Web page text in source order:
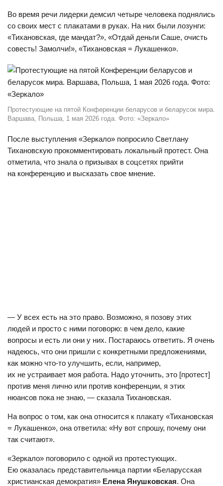
Во время речи лидерки демсил четыре человека поднялись
со своих мест с плакатами в руках. На них были лозунги:
«Тихановская, где мандат?», «Отдай деньги Саше, очисть
совесть! Замолчи!», «Тихановская = Лукашенко».
Протестующие на пятой Конференции беларусов и беларусок мира.
Варшава, Польша, 1 мая 2026 года. Фото: «Зеркало»
После выступления «Зеркало» попросило Светлану
Тихановскую прокомментировать локальный протест. Она
отметила, что знала о призывах в соцсетях прийти
на конференцию и высказать свое мнение.
— У всех есть на это право. Возможно, я позову этих
людей и просто с ними поговорю: в чем дело, какие
вопросы и есть ли они у них. Постараюсь ответить. Я очень
надеюсь, что они пришли с конкретными предложениями,
как можно что-то улучшить, если, например,
их не устраивает моя работа. Надо уточнить, это [протест]
против меня лично или против конференции, я этих
нюансов пока не знаю, — сказала Тихановская.
На вопрос о том, как она относится к плакату «Тихановская
= Лукашенко», она ответила: «Ну вот спрошу, почему они
так считают».
«Зеркало» поговорило с одной из протестующих.
Ею оказалась представительница партии «Беларусская
христианская демократия» Елена Янушковская. Она